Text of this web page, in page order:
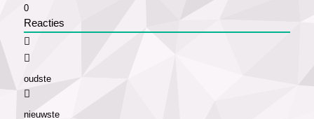
0
Reacties
oudste
nieuwste